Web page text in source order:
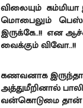
விலையும் கம்மியா
மொபைலும்
இருக்கே..!! என
வைக்கும் விவோ..!!
கணவனாக
அத்துமீறினால்
வன்கொடுமை தான்